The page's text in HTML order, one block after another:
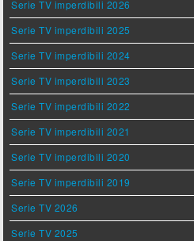
Serie TV imperdibili 2026
Serie TV imperdibili 2025
Serie TV imperdibili 2024
Serie TV imperdibili 2023
Serie TV imperdibili 2022
Serie TV imperdibili 2021
Serie TV imperdibili 2020
Serie TV imperdibili 2019
Serie TV 2026
Serie TV 2025